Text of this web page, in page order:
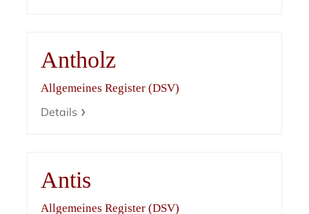
Antholz
Allgemeines Register (DSV)
Details
Antis
Allgemeines Register (DSV)